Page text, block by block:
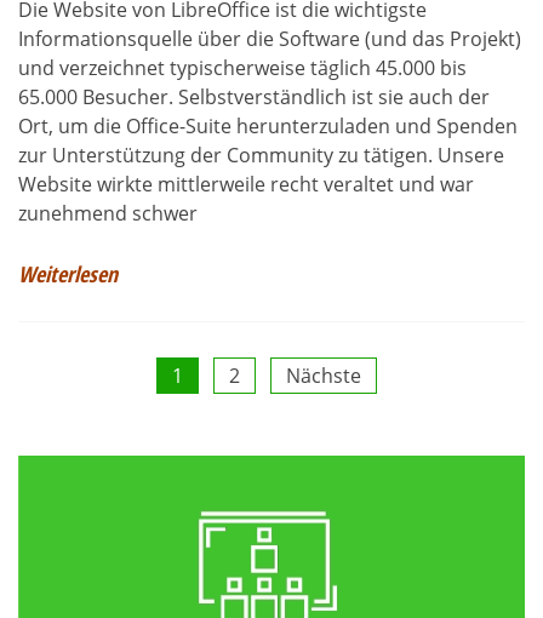
Die Website von LibreOffice ist die wichtigste
Informationsquelle über die Software (und das Projekt)
und verzeichnet typischerweise täglich 45.000 bis
65.000 Besucher. Selbstverständlich ist sie auch der
Ort, um die Office-Suite herunterzuladen und Spenden
zur Unterstützung der Community zu tätigen. Unsere
Website wirkte mittlerweile recht veraltet und war
zunehmend schwer
Weiterlesen
Seitennummerierung
der
1 2 Nächste